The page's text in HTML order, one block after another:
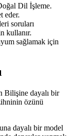
Dil İşleme.
eder.
soruları
kullanır.
sağlamak için
Bilişine dayalı bir
özünü
dayalı bir model